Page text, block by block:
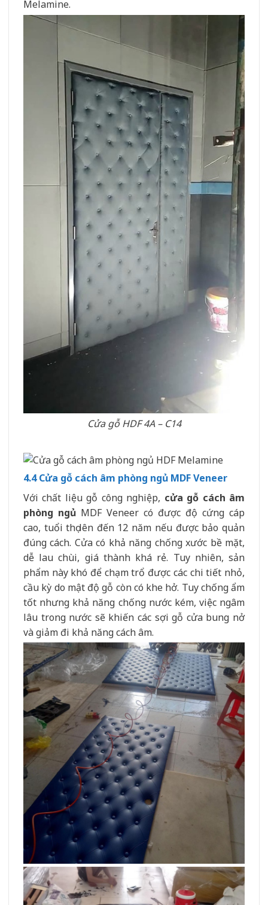
Melamine.
Cửa gỗ HDF 4A – C14
4.4 Cửa gỗ cách âm phòng ngủ MDF Veneer
Với chất liệu gỗ công nghiệp, cửa gỗ cách âm
phòng ngủ MDF Veneer có được độ cứng cáp
cao, tuổi thọ lên đến 12 năm nếu được bảo quản
đúng cách. Cửa có khả năng chống xước bề mặt,
dễ lau chùi, giá thành khá rẻ. Tuy nhiên, sản
phẩm này khó để chạm trổ được các chi tiết nhỏ,
cầu kỳ do mật độ gỗ còn có khe hở. Tuy chống ẩm
tốt nhưng khả năng chống nước kém, việc ngâm
lâu trong nước sẽ khiến các sợi gỗ cửa bung nở
và giảm đi khả năng cách âm.